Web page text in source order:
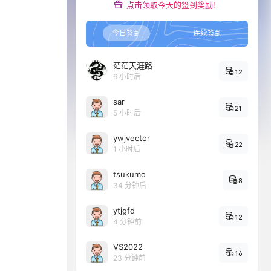
点击领取今天的签到奖励！
今日签到 连续签到
茫茫天涯路
6 小时后
12
sar
5 小时后
21
ywjvector
1 小时后
22
tsukumo
34 分钟后
8
ytjgfd
4 分钟前
12
VS2022
23 分钟前
16